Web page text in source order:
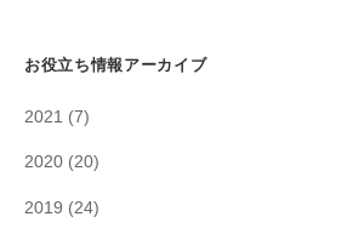
お役立ち情報アーカイブ
2021 (7)
2020 (20)
2019 (24)